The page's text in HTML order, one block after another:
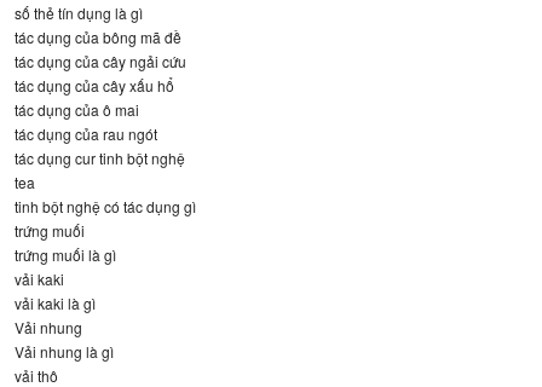
số thẻ tín dụng là gì
tác dụng của bông mã đề
tác dụng của cây ngải cứu
tác dụng của cây xấu hổ
tác dụng của ô mai
tác dụng của rau ngót
tác dụng cur tinh bột nghệ
tea
tinh bột nghệ có tác dụng gì
trứng muối
trứng muối là gì
vải kaki
vải kaki là gì
Vải nhung
Vải nhung là gì
vải thô